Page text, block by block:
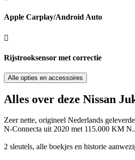
Apple Carplay/Android Auto
Rijstrooksensor met correctie
Alle opties en accessoires
Alles over deze Nissan
Zeer nette, origineel Nederlands
N-Connecta uit 2020 met 115.000 KM
2 sleutels, alle boekjes en historie